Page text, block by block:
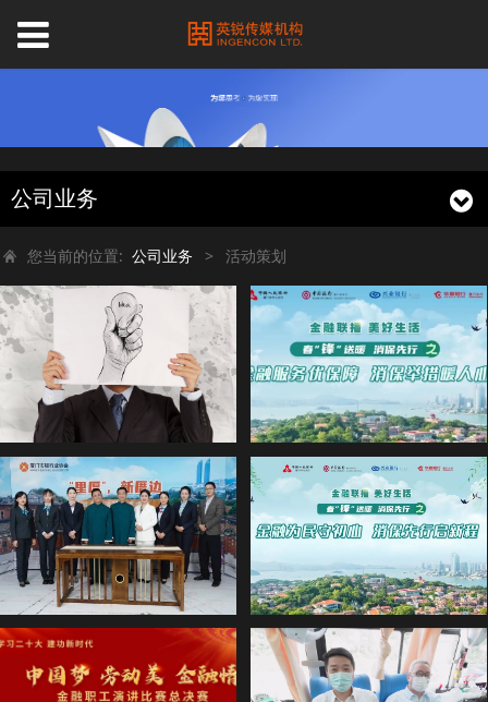
公司业务
您当前的位置:公司业务 > 活动策划
活动策划 业务范围 【金融联播 美好生活】春篇·第2场金融知识宣教节目成功举办
“里厚 新厝边”鹭岛金融服务直播间首次亮相 【金融联播 美好生活】春篇·第1场金融知识宣教节目圆满落幕